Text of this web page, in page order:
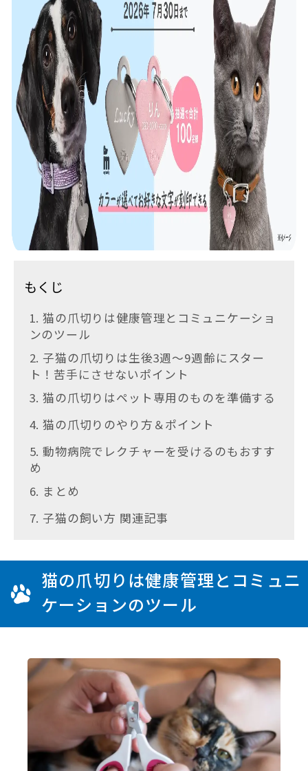
もくじ
1. 猫の爪切りは健康管理とコミュニケーショ
ンのツール
2. 子猫の爪切りは生後3週～9週齢にスター
ト！苦手にさせないポイント
3. 猫の爪切りはペット専用のものを準備する
4. 猫の爪切りのやり方＆ポイント
5. 動物病院でレクチャーを受けるのもおすす
め
6. まとめ
7. 子猫の飼い方 関連記事
猫の爪切りは健康管理とコミュニ
ケーションのツール